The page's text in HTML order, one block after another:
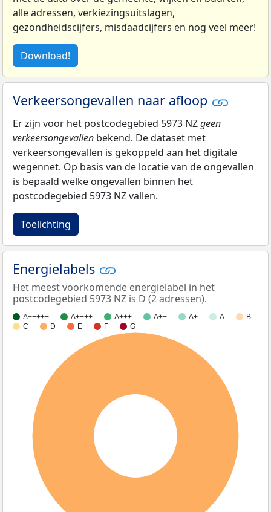
alle adressen, verkiezingsuitslagen,
gezondheidscijfers, misdaadcijfers en nog veel meer!
Download!
Verkeersongevallen naar afloop
Er zijn voor het postcodegebied 5973 NZgeen
verkeersongevallen bekend. De dataset met
verkeersongevallen is gekoppeld aan het digitale
wegennet. Op basis van de locatie van de ongevallen
is bepaald welke ongevallen binnen het
postcodegebied 5973 NZ vallen.
Toelichting
Energielabels
Het meest voorkomende energielabel in het
postcodegebied 5973 NZ is D (2 adressen).
A+++++ A++++ A+++ A++ A+ A
B
C
D E F G